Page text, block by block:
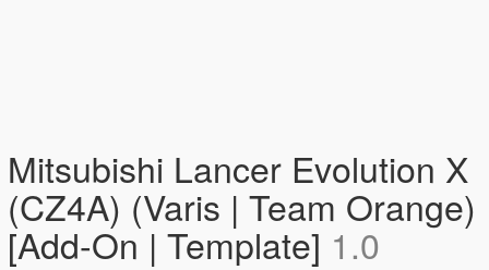
Mitsubishi Lancer Evolution X
(CZ4A) (Varis | Team Orange)
[Add-On | Template] 1.0